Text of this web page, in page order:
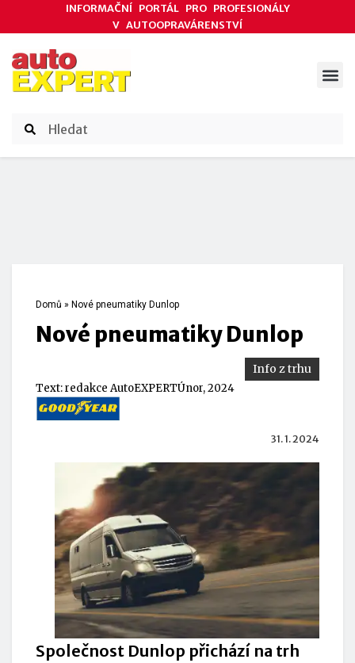
INFORMAČNÍ PORTÁL PRO PROFESIONÁLY
V AUTOOPRAVÁRENSTVÍ
Domů » Nové pneumatiky Dunlop
Nové pneumatiky Dunlop
Info z trhu
Text:redakce AutoEXPERTÚnor, 2024
31. 1. 2024
Společnost Dunlop přichází na trh